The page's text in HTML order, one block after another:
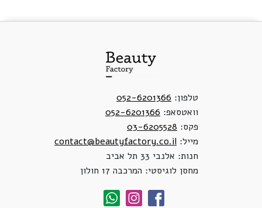
טלפון: 052-6201366
וואטסאפ: 052-6201366
פקס: 03-6205528
מייל: contact@beautyfactory.co.il
חנות: אלנבי 33 תל אביב
מחסן לוגיסטי: המרכבה 17 חולון